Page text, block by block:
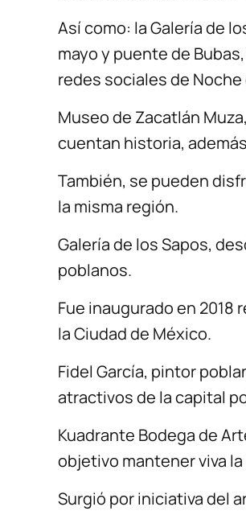
Así como: la Galería de
mayo y puente de
redes sociales de
Museo de Zacatlán
cuentan historia,
También, se pueden
la misma región.
Galería de los Sapos,
poblanos.
Fue inaugurado en
la Ciudad de México.
Fidel García, pintor
atractivos de la capital
Kuadrante Bodega de
objetivo mantener viva
Surgió por iniciativa del